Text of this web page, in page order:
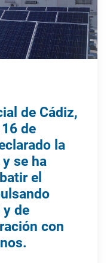
de Cádiz,
de
la
se ha
el
de
con